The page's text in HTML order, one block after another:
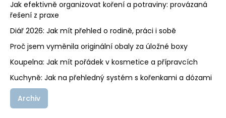
Jak efektivně organizovat koření a potraviny: provázaná
řešení z praxe
Diář 2026: Jak mít přehled o rodině, práci i sobě
Proč jsem vyměnila originální obaly za úložné boxy
Koupelna: Jak mít pořádek v kosmetice a přípravcích
Kuchyně: Jak na přehledný systém s kořenkami a dózami
Archiv